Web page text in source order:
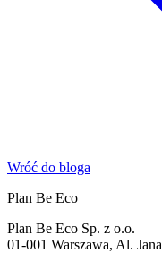
Wróć do bloga
Plan Be Eco
Plan Be Eco Sp. z o.o.
01-001 Warszawa, Al.